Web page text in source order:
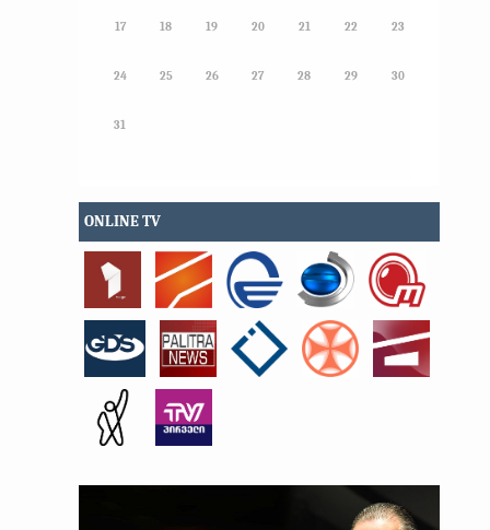
17 18 19 20 21 22 23
24 25 26 27 28 29 30
31
ONLINE TV